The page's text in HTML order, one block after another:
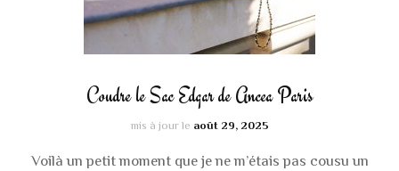
Coudre le Sac Edgar de Ancea Paris
mis à jour le août 29, 2025
Voilà un petit moment que je ne m’étais pas cousu un